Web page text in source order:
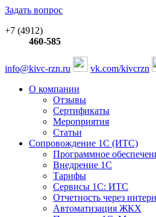
Задать вопрос
+7 (4912)
460-585
info@kivc-rzn.ru
vk.com/kivcrzn
О компании
Отзывы
Сертификаты
Мероприятия
Статьи
Сопровождение 1С (ИТС)
Программное
Внедрение 1С
Тарифы
Сервисы 1С: ИТС
Отчетность через
Автоматизация ЖКХ